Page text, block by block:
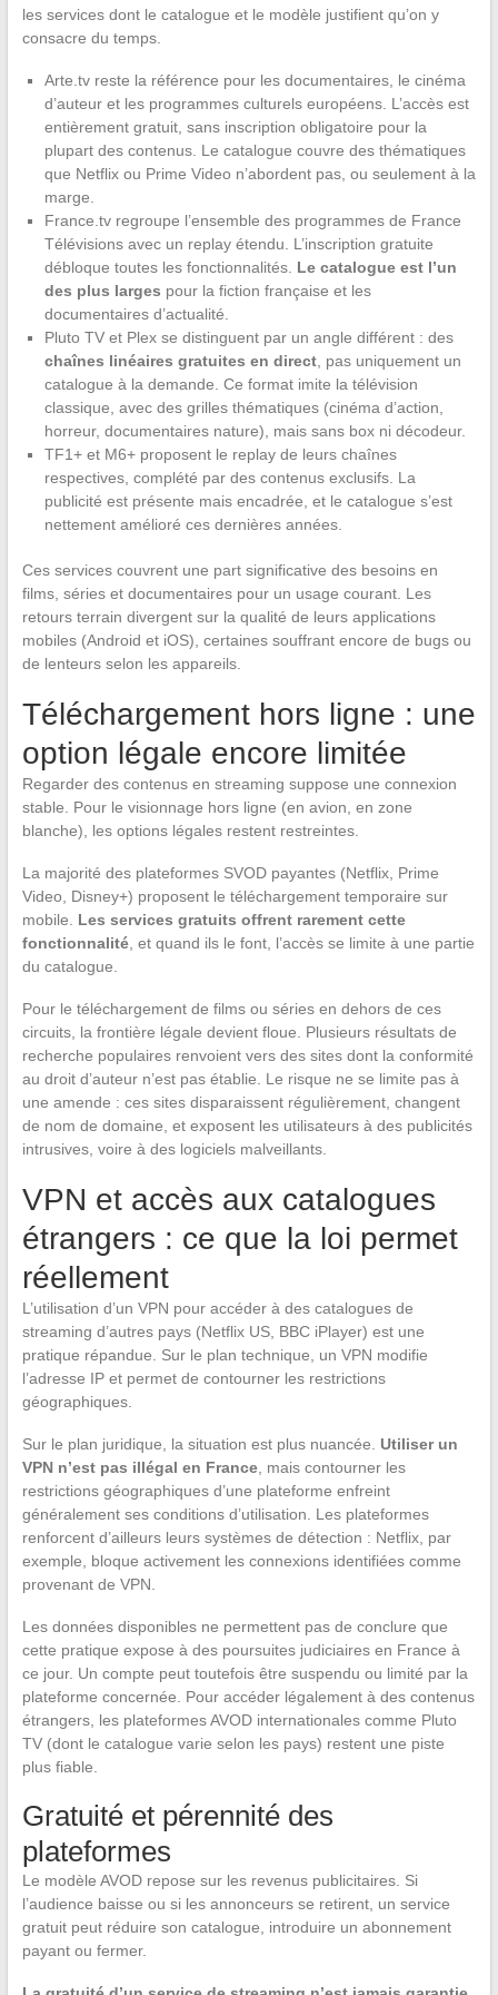
les services dont le catalogue et le modèle justifient qu’on y
consacre du temps.
Arte.tv reste la référence pour les documentaires, le cinéma
d’auteur et les programmes culturels européens. L’accès est
entièrement gratuit, sans inscription obligatoire pour la
plupart des contenus. Le catalogue couvre des thématiques
que Netflix ou Prime Video n’abordent pas, ou seulement à la
marge.
France.tv regroupe l’ensemble des programmes de France
Télévisions avec un replay étendu. L’inscription gratuite
débloque toutes les fonctionnalités. Le catalogue est l’un
des plus larges pour la fiction française et les
documentaires d’actualité.
Pluto TV et Plex se distinguent par un angle différent : des
chaînes linéaires gratuites en direct, pas uniquement un
catalogue à la demande. Ce format imite la télévision
classique, avec des grilles thématiques (cinéma d’action,
horreur, documentaires nature), mais sans box ni décodeur.
TF1+ et M6+ proposent le replay de leurs chaînes
respectives, complété par des contenus exclusifs. La
publicité est présente mais encadrée, et le catalogue s’est
nettement amélioré ces dernières années.
Ces services couvrent une part significative des besoins en
films, séries et documentaires pour un usage courant. Les
retours terrain divergent sur la qualité de leurs applications
mobiles (Android et iOS), certaines souffrant encore de bugs ou
de lenteurs selon les appareils.
Téléchargement hors ligne : une
option légale encore limitée
Regarder des contenus en streaming suppose une connexion
stable. Pour le visionnage hors ligne (en avion, en zone
blanche), les options légales restent restreintes.
La majorité des plateformes SVOD payantes (Netflix, Prime
Video, Disney+) proposent le téléchargement temporaire sur
mobile. Les services gratuits offrent rarement cette
fonctionnalité, et quand ils le font, l’accès se limite à une partie
du catalogue.
Pour le téléchargement de films ou séries en dehors de ces
circuits, la frontière légale devient floue. Plusieurs résultats de
recherche populaires renvoient vers des sites dont la conformité
au droit d’auteur n’est pas établie. Le risque ne se limite pas à
une amende : ces sites disparaissent régulièrement, changent
de nom de domaine, et exposent les utilisateurs à des publicités
intrusives, voire à des logiciels malveillants.
VPN et accès aux catalogues
étrangers : ce que la loi permet
réellement
L’utilisation d’un VPN pour accéder à des catalogues de
streaming d’autres pays (Netflix US, BBC iPlayer) est une
pratique répandue. Sur le plan technique, un VPN modifie
l’adresse IP et permet de contourner les restrictions
géographiques.
Sur le plan juridique, la situation est plus nuancée. Utiliser un
VPN n’est pas illégal en France, mais contourner les
restrictions géographiques d’une plateforme enfreint
généralement ses conditions d’utilisation. Les plateformes
renforcent d’ailleurs leurs systèmes de détection : Netflix, par
exemple, bloque activement les connexions identifiées comme
provenant de VPN.
Les données disponibles ne permettent pas de conclure que
cette pratique expose à des poursuites judiciaires en France à
ce jour. Un compte peut toutefois être suspendu ou limité par la
plateforme concernée. Pour accéder légalement à des contenus
étrangers, les plateformes AVOD internationales comme Pluto
TV (dont le catalogue varie selon les pays) restent une piste
plus fiable.
Gratuité et pérennité des
plateformes
Le modèle AVOD repose sur les revenus publicitaires. Si
l’audience baisse ou si les annonceurs se retirent, un service
gratuit peut réduire son catalogue, introduire un abonnement
payant ou fermer.